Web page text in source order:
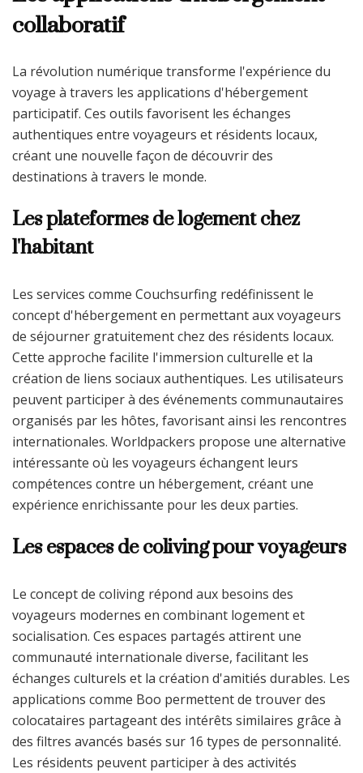
collaboratif
La révolution numérique transforme l'expérience du
voyage à travers les applications d'hébergement
participatif. Ces outils favorisent les échanges
authentiques entre voyageurs et résidents locaux,
créant une nouvelle façon de découvrir des
destinations à travers le monde.
Les plateformes de logement chez
l'habitant
Les services comme Couchsurfing redéfinissent le
concept d'hébergement en permettant aux voyageurs
de séjourner gratuitement chez des résidents locaux.
Cette approche facilite l'immersion culturelle et la
création de liens sociaux authentiques. Les utilisateurs
peuvent participer à des événements communautaires
organisés par les hôtes, favorisant ainsi les rencontres
internationales. Worldpackers propose une alternative
intéressante où les voyageurs échangent leurs
compétences contre un hébergement, créant une
expérience enrichissante pour les deux parties.
Les espaces de coliving pour voyageurs
Le concept de coliving répond aux besoins des
voyageurs modernes en combinant logement et
socialisation. Ces espaces partagés attirent une
communauté internationale diverse, facilitant les
échanges culturels et la création d'amitiés durables. Les
applications comme Boo permettent de trouver des
colocataires partageant des intérêts similaires grâce à
des filtres avancés basés sur 16 types de personnalité.
Les résidents peuvent participer à des activités